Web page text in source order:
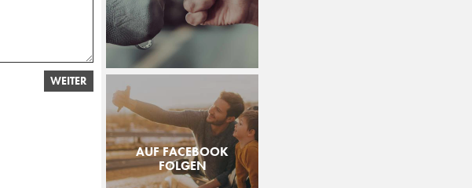
WEITER
AUF FACEBOOK
FOLGEN